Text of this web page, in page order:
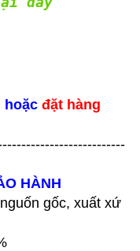
hoặc đặt hàng
HÀNH
gốc, xuất xứ